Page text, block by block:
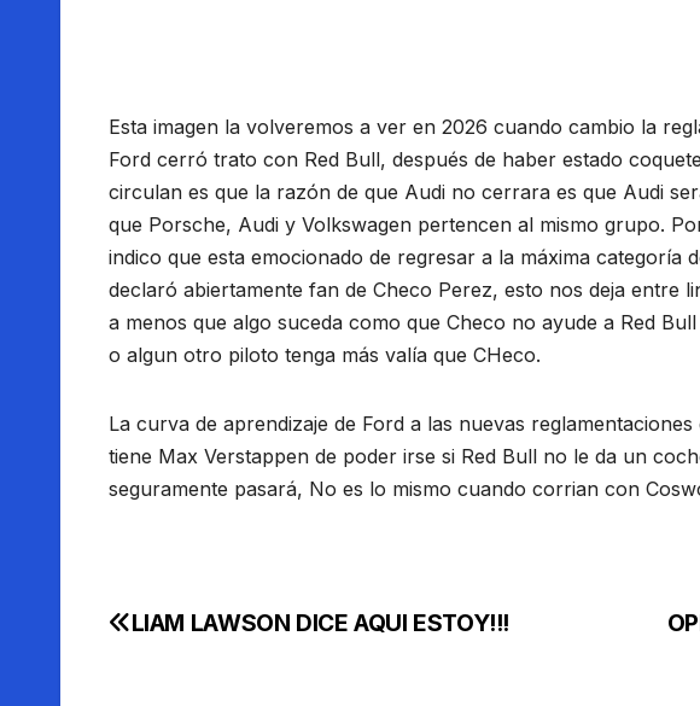
Esta imagen la volveremos a ver en 2026 cuando cambio la
Ford cerró trato con Red Bull, después de haber estado
circulan es que la razón de que Audi no cerrara es que Audi
que Porsche, Audi y Volkswagen pertencen al mismo grupo.
indico que esta emocionado de regresar a la máxima categoría
declaró abiertamente fan de Checo Perez, esto nos deja entre
a menos que algo suceda como que Checo no ayude a Red
o algun otro piloto tenga más valía que CHeco.
La curva de aprendizaje de Ford a las nuevas
tiene Max Verstappen de poder irse si Red Bull no le da un
seguramente pasará, No es lo mismo cuando corrian con
Navegación
LIAM LAWSON DICE AQUI ESTOY!!!